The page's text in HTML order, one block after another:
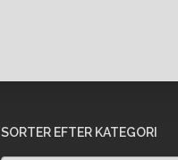
SORTER EFTER KATEGORI